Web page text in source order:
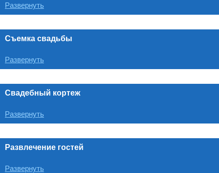
Развернуть
Съемка свадьбы
Развернуть
Свадебный кортеж
Развернуть
Развлечение гостей
Развернуть